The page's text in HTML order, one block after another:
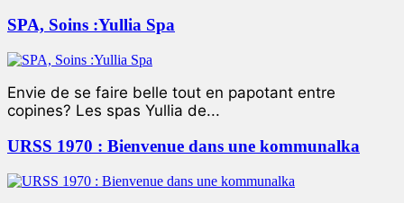
SPA, Soins :Yullia Spa
Envie de se faire belle tout en papotant entre
copines? Les spas Yullia de...
URSS 1970 : Bienvenue dans une kommunalka